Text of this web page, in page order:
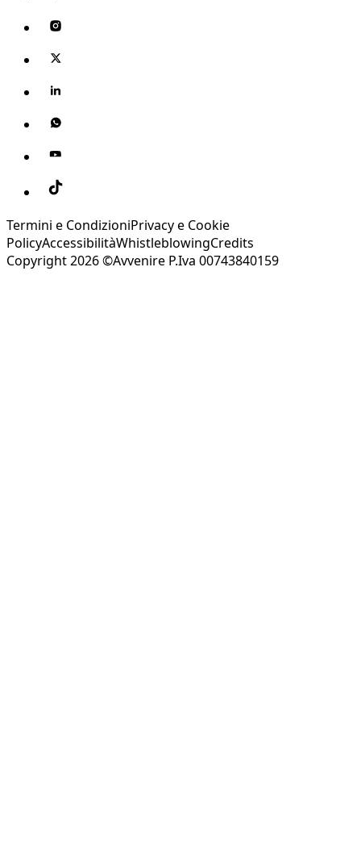
Termini e CondizioniPrivacy e Cookie
PolicyAccessibilitàWhistleblowingCredits
Copyright 2026 ©Avvenire P.Iva 00743840159